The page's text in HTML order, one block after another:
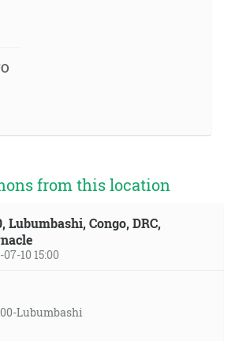
from this location
Lubumbashi, Congo, DRC,
10 15:00
Lubumbashi